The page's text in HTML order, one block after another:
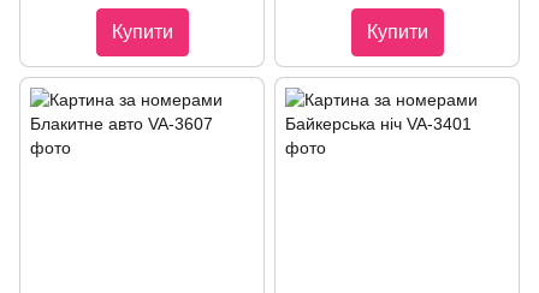
Купити Купити